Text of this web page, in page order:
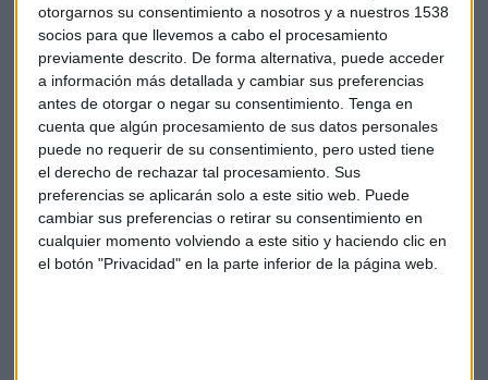
otorgarnos su consentimiento a nosotros y a nuestros 1538
socios para que llevemos a cabo el procesamiento
previamente descrito. De forma alternativa, puede acceder
a información más detallada y cambiar sus preferencias
antes de otorgar o negar su consentimiento. Tenga en
cuenta que algún procesamiento de sus datos personales
puede no requerir de su consentimiento, pero usted tiene
el derecho de rechazar tal procesamiento. Sus
preferencias se aplicarán solo a este sitio web. Puede
cambiar sus preferencias o retirar su consentimiento en
cualquier momento volviendo a este sitio y haciendo clic en
el botón "Privacidad" en la parte inferior de la página web.
Así es el proceso de financiación para
un producto destinado a mejorar la
sexualidad
MyHixel es una startup española que empezó hace dos años
y el producto salió a la venta en junio de 2019. El objetivo de
Patricia López eraacercar la salud sexual a aquellos
hombres que por vergüenza prefieren evitar acudir a
un especialista.Por eso, el producto se vende a través de
internet y ofrece un programa de entrenamiento virtual. "El